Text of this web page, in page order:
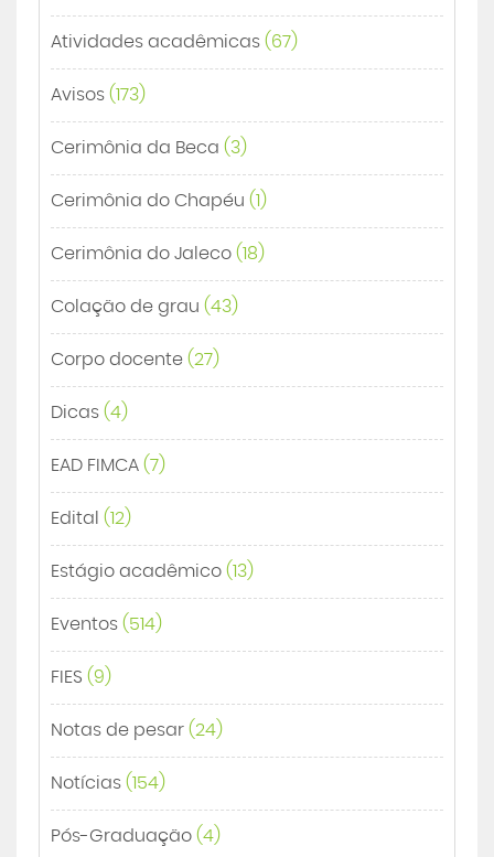
Atividades acadêmicas (67)
Avisos (173)
Cerimônia da Beca (3)
Cerimônia do Chapéu (1)
Cerimônia do Jaleco (18)
Colação de grau (43)
Corpo docente (27)
Dicas (4)
EAD FIMCA (7)
Edital (12)
Estágio acadêmico (13)
Eventos (514)
FIES (9)
Notas de pesar (24)
Notícias (154)
Pós-Graduação (4)